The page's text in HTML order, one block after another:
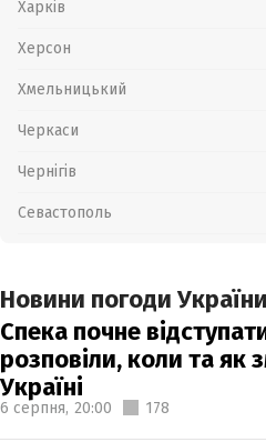
Харків
Херсон
Хмельницький
Черкаси
Чернігів
Севастополь
Новини погоди України
Спека почне
розповіли, коли та як
Україні
6 серпня, 20:00 178